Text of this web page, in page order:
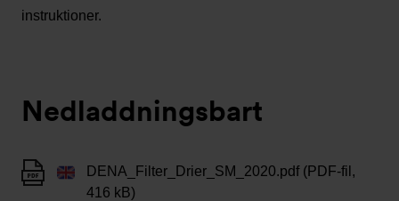
instruktioner.
Nedladdningsbart
DENA_Filter_Drier_SM_2020.pdf (PDF-fil,
416 kB)